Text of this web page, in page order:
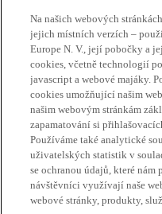
Na našich webových
jejich místních verzích –
Europe N. V., její pobočky a
cookies, včetně technologií
javascript a webové majáky.
cookies umožňující našim
našim webovým stránkám
zapamatování si
Používáme také analytické
uživatelských statistik v
se ochranou údajů, které
návštěvníci využívají naše
webové stránky, produkty,